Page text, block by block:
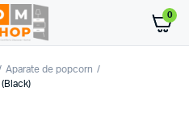
0
Aparate de popcorn